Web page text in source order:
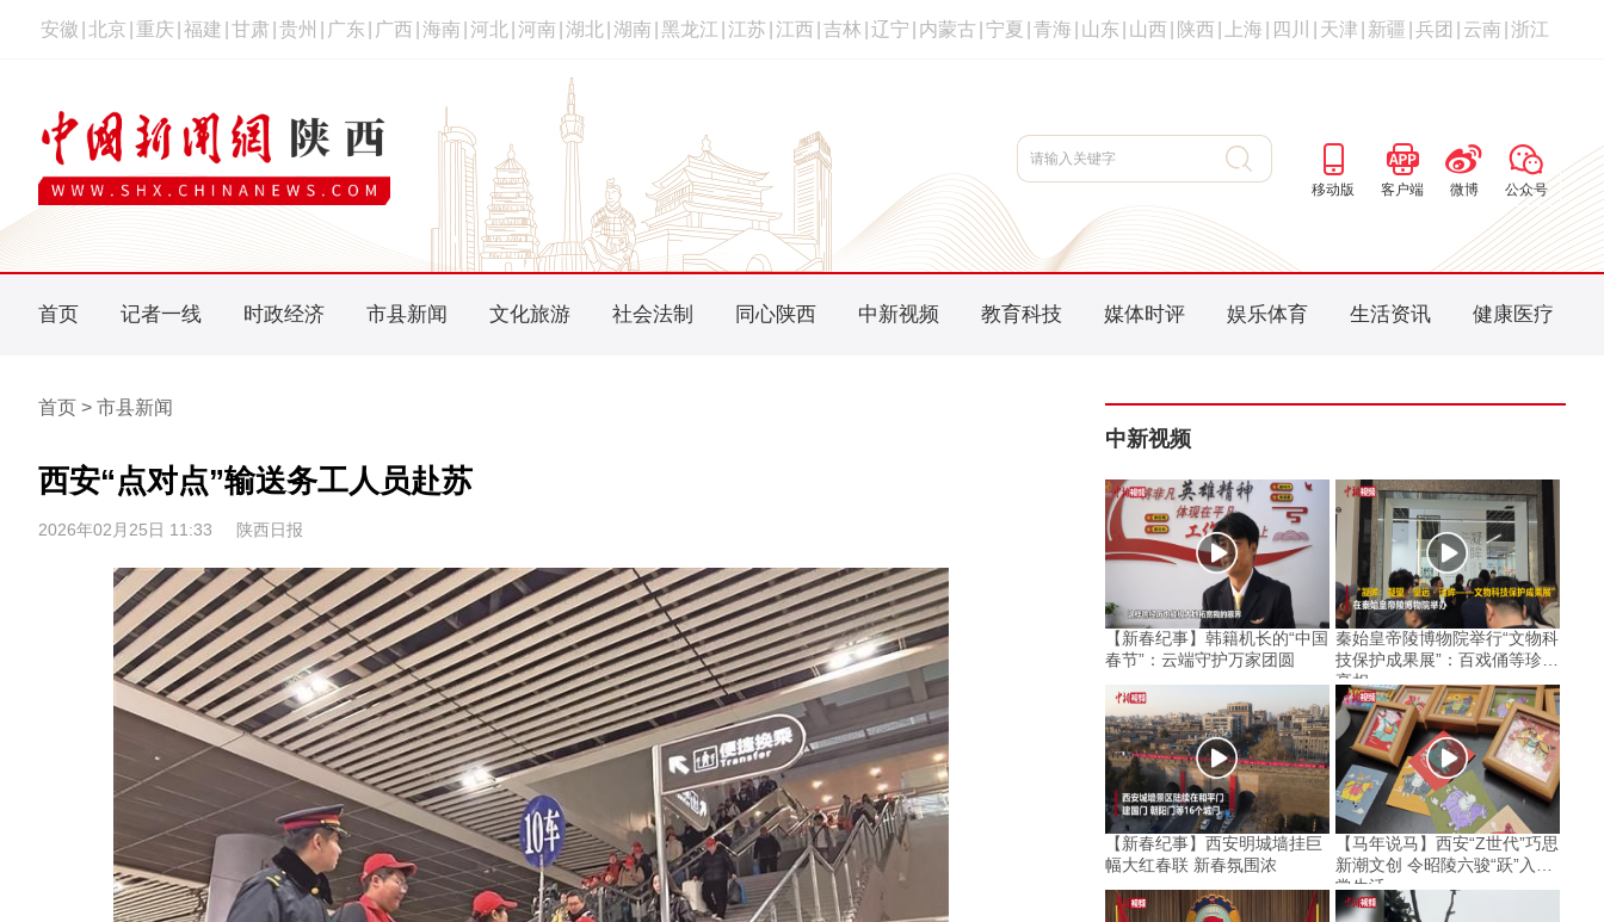
安徽 北京 重庆 福建 甘肃 贵州 广东 广西 海南 河北 河南 湖北 湖南 黑龙江 江苏 江西 吉林 辽宁 内蒙古 宁夏 青海 山东 山西 陕西 上海 四川 天津 新疆 兵团 云南 浙江
移动版 客户端 微博 公众号
首页 记者一线 时政经济 市县新闻 文化旅游 社会法制 同心陕西 中新视频 教育科技 媒体时评 娱乐体育 生活资讯 健康医疗
首页 > 市县新闻
西安“点对点”输送务工人员赴苏
2026年02月25日 11:33 陕西日报
中新视频
【新春纪事】韩籍机长的“中国
春节”：云端守护万家团圆
秦始皇帝陵博物院举行“文物科
技保护成果展”：百戏俑等珍品
亮相
【新春纪事】西安明城墙挂巨
幅大红春联 新春氛围浓
【马年说马】西安“Z世代”巧思
新潮文创 令昭陵六骏“跃”入寻
常生活